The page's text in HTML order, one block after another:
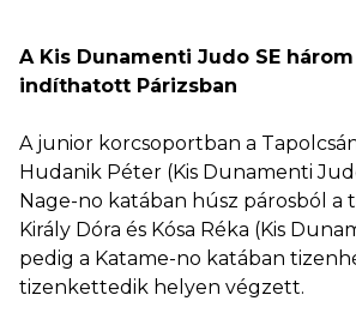
A Kis Dunamenti Judo SE
indíthatott Párizsban
A junior korcsoportban a
Hudanik Péter (Kis Dunamenti
Nage-no katában húsz párosból a
Király Dóra és Kósa Réka (Kis
pedig a Katame-no katában
tizenkettedik helyen végzett.